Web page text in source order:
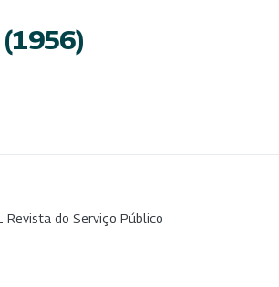
do Serviço Público